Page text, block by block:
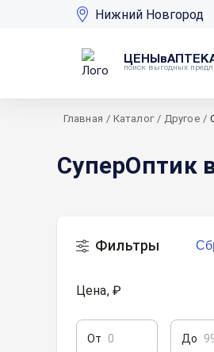
Нижний Новгород
поиск выгодных
Главная / Каталог / Другое /
СуперОптик
Фильтры
Цена, ₽
От До